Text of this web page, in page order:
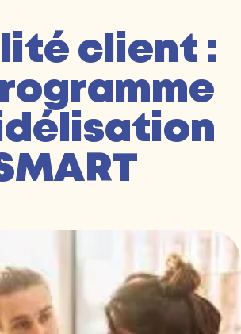
client :